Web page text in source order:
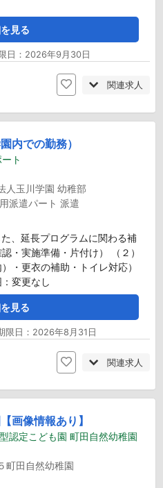
見る
日：2026年9月30日
関連求人
内での勤務）
ト
人玉川学園 幼稚部
派遣パート 派遣
、延長プログラムに関わる補
・実施準備・片付け） （２）
・更衣の補助・トイレ対応）
変更なし
見る
日：2026年8月31日
関連求人
画像情報あり】
認定こども園 町田自然幼稚園
町田自然幼稚園